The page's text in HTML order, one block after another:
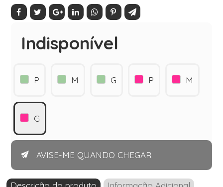
Indisponível
P M G P M
G
AVISE-ME QUANDO CHEGAR